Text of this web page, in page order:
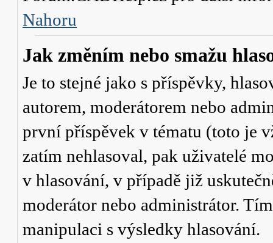
Nahoru
Jak změním nebo smažu
Je to stejné jako s příspěvky,
autorem, moderátorem nebo
první příspěvek v tématu (toto je
zatím nehlasoval, pak uživatelé
v hlasování, v případě již
moderátor nebo administrátor.
manipulaci s výsledky hlasování.